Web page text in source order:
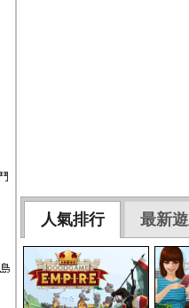
人氣排行 最新